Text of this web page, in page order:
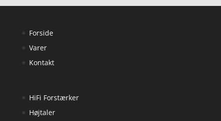
Forside
Varer
Kontakt
HiFi Forstærker
Højtaler